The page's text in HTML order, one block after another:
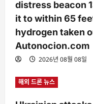
distress beacon
it to within 65
hydrogen taken
Autonocion.com
2026년 08월 08일
해외 드론 뉴스